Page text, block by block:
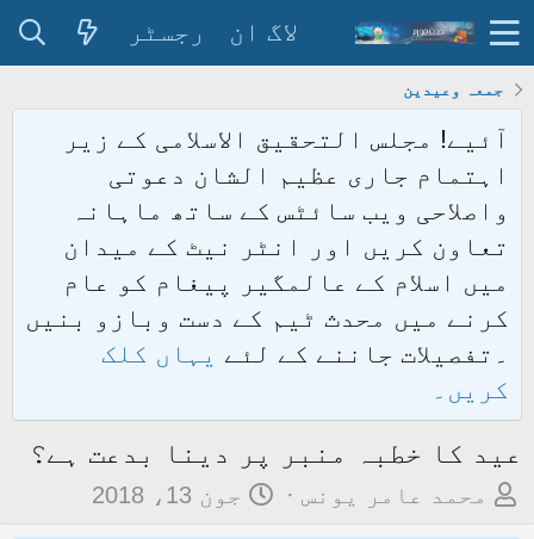
لاگ ان رجسٹر
جمعہ وعیدین
آئیے! مجلس التحقیق الاسلامی کے زیر
اہتمام جاری عظیم الشان دعوتی
واصلاحی ویب سائٹس کے ساتھ ماہانہ
تعاون کریں اور انٹر نیٹ کے میدان
میں اسلام کے عالمگیر پیغام کو عام
کرنے میں محدث ٹیم کے دست وبازو بنیں
۔تفصیلات جاننے کے لئے یہاں کلک
کریں۔
عید کا خطبہ منبر پر دینا بدعت ہے؟
ممحمد عامر یونس
ت
جون 13، 2018